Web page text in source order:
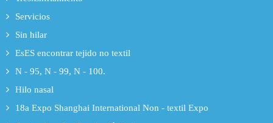
Servicios
Sin hilar
EsES encontrar tejido no textil
N - 95, N - 99, N - 100.
Hilo nasal
18a Expo Shanghai International Non - textil Expo